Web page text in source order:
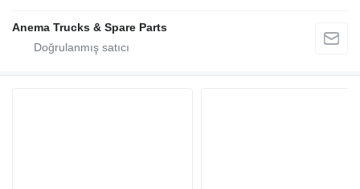
Anema Trucks & Spare Parts